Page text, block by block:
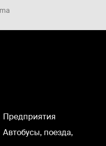
Предприятия
Автобусы, поезда,